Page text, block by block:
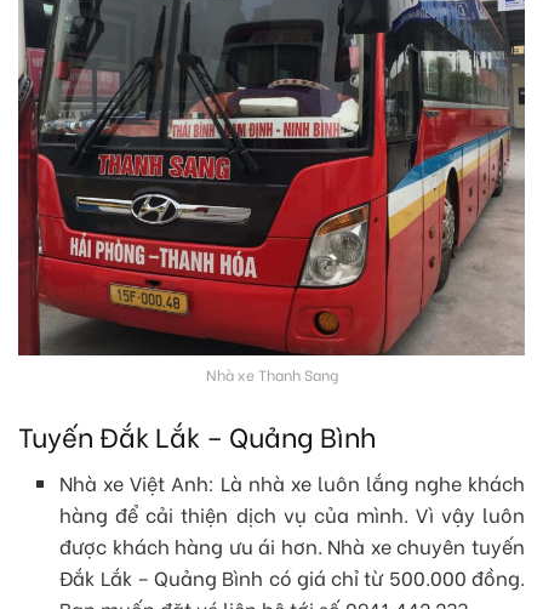
Nhà xe Thanh Sang
Tuyến Đắk Lắk – Quảng Bình
Nhà xe Việt Anh: Là nhà xe luôn lắng nghe khách
hàng để cải thiện dịch vụ của mình. Vì vậy luôn
được khách hàng ưu ái hơn. Nhà xe chuyên tuyến
Đắk Lắk – Quảng Bình có giá chỉ từ 500.000 đồng.